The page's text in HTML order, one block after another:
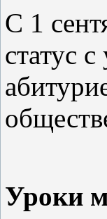
С 1
статус
Уроки